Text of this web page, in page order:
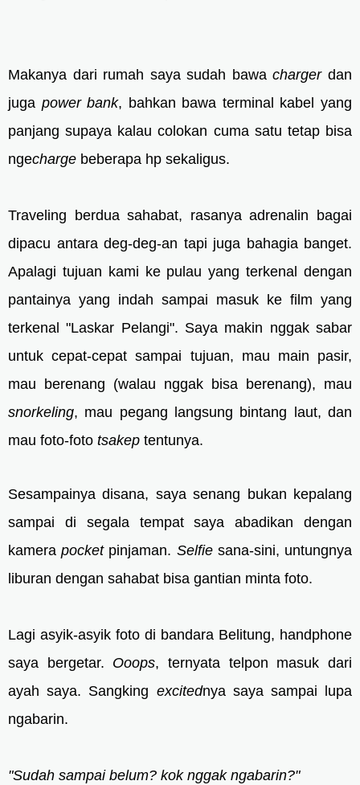
Makanya dari rumah saya sudah bawachargerdan
juga power bank, bahkan bawa terminal kabel yang
panjang supaya kalau colokan cuma satu tetap bisa
ngecharge beberapa hp sekaligus.
Traveling berdua sahabat, rasanya adrenalin bagai
dipacu antara deg-deg-an tapi juga bahagia banget.
Apalagi tujuan kami ke pulau yang terkenal dengan
pantainya yang indah sampai masuk ke film yang
terkenal "Laskar Pelangi". Saya makin nggak sabar
untuk cepat-cepat sampai tujuan, mau main pasir,
mau berenang (walau nggak bisa berenang), mau
snorkeling, mau pegang langsung bintang laut, dan
mau foto-foto tsakep tentunya.
Sesampainya disana, saya senang bukan kepalang
sampai di segala tempat saya abadikan dengan
kamerapocketpinjaman. Selfiesana-sini, untungnya
liburan dengan sahabat bisa gantian minta foto.
Lagi asyik-asyik foto di bandara Belitung, handphone
saya bergetar. Ooops, ternyata telpon masuk dari
ayah saya. Sangking excitednya saya sampai lupa
ngabarin.
"Sudah sampai belum? kok nggak ngabarin?"